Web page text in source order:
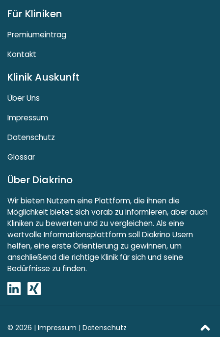
Für Kliniken
Premiumeintrag
Kontakt
Klinik Auskunft
Über Uns
Impressum
Datenschutz
Glossar
Über Diakrino
Wir bieten Nutzern eine Plattform, die ihnen die
Möglichkeit bietet sich vorab zu informieren, aber auch
Kliniken zu bewerten und zu vergleichen. Als eine
wertvolle Informationsplattform soll Diakrino Usern
helfen, eine erste Orientierung zu gewinnen, um
anschließend die richtige Klinik für sich und seine
Bedürfnisse zu finden.
© 2026 | Impressum | Datenschutz